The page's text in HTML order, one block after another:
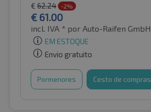
€ 62.24 -2%
€ 61.00
incl. IVA * por Auto-Raifen GmbH
EM ESTOQUE
Envio gratuito
Pormenores Cesto de compras